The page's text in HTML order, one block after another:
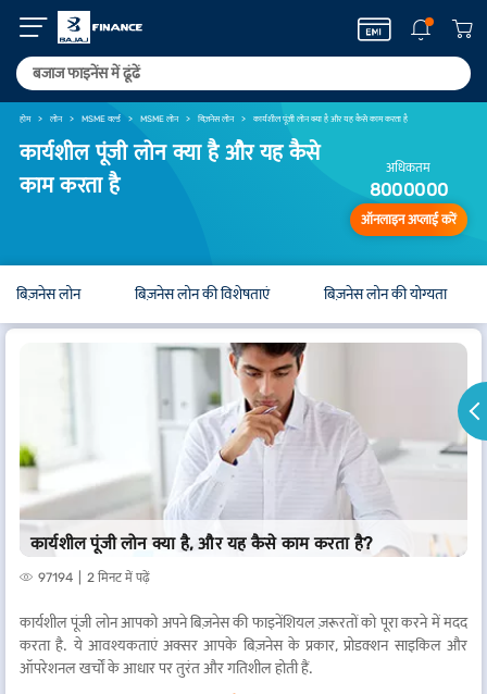
होम लोन MSME वर्ल्ड MSME लोन बिज़नेस लोन कार्यशील पूंजी लोन क्या है और यह कैसे काम करता है
कार्यशील पूंजी लोन क्या है और यह कैसे
काम करता है
अधिकतम
8000000
ऑनलाइन अप्लाई करें
बिज़नेस लोन बिज़नेस लोन की विशेषताएं बिज़नेस लोन की योग्यता
कार्यशील पूंजी लोन क्या है, और यह कैसे काम करता है?
97194 2 मिनट में पढ़ें
कार्यशील पूंजी लोन आपको अपने बिज़नेस की फाइनेंशियल ज़रूरतों को पूरा करने में मदद
करता है. ये आवश्यकताएं अक्सर आपके बिज़नेस के प्रकार, प्रोडक्शन साइकिल और
ऑपरेशनल खर्चों के आधार पर तुरंत और गतिशील होती हैं.